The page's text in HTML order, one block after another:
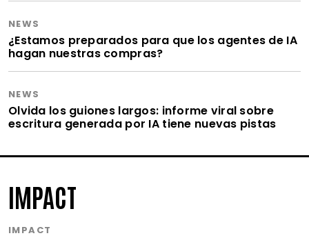
NEWS
¿Estamos preparados para que los agentes de IA
hagan nuestras compras?
NEWS
Olvida los guiones largos: informe viral sobre
escritura generada por IA tiene nuevas pistas
IMPACT
IMPACT